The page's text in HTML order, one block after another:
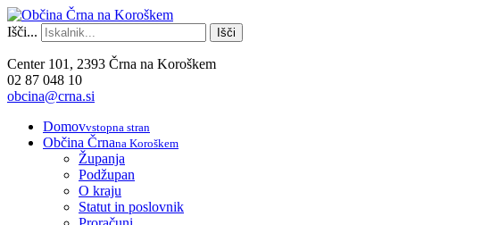
Išči... Išči
Center 101, 2393 Črna na Koroškem
02 87 048 10
obcina@crna.si
Domovvstopna stran
Občina Črnana Koroškem
Županja
Podžupan
O kraju
Statut in poslovnik